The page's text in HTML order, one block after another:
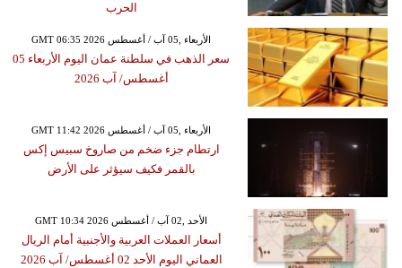
الحرب
GMT 06:35 2026 الأربعاء ,05 آب / أغسطس
سعر الذهب في سلطنة عمان اليوم الأربعاء 05
أغسطس/ آب 2026
GMT 11:42 2026 الأربعاء ,05 آب / أغسطس
ارتطام جزء ضخم من صاروخ سبيس إكس
بالقمر فكيف سيؤثر على الأرض
GMT 10:34 2026 الأحد ,02 آب / أغسطس
أسعار العملات العربية والأجنبية أمام الريال
العماني اليوم الأحد 02 أغسطس/ آب 2026